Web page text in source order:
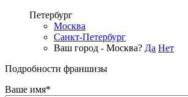
Петербург
Москва
Санкт-Петербург
Ваш город - Москва? Да Нет
Подробности франшизы
Ваше имя*